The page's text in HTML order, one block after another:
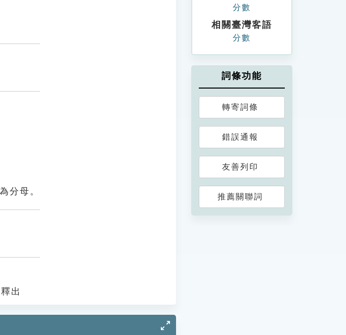
分母。
出
分數
相關臺灣客語
分數
詞條功能
轉寄詞條
錯誤通報
友善列印
推薦關聯詞